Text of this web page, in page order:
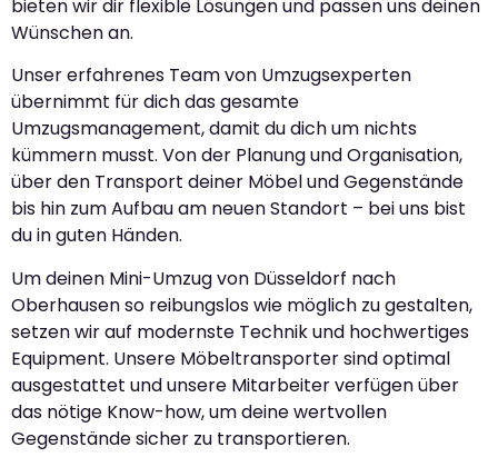
bieten wir dir flexible Lösungen und passen uns deinen
Wünschen an.
Unser erfahrenes Team von Umzugsexperten
übernimmt für dich das gesamte
Umzugsmanagement, damit du dich um nichts
kümmern musst. Von der Planung und Organisation,
über den Transport deiner Möbel und Gegenstände
bis hin zum Aufbau am neuen Standort – bei uns bist
du in guten Händen.
Um deinen Mini-Umzug von Düsseldorf nach
Oberhausen so reibungslos wie möglich zu gestalten,
setzen wir auf modernste Technik und hochwertiges
Equipment. Unsere Möbeltransporter sind optimal
ausgestattet und unsere Mitarbeiter verfügen über
das nötige Know-how, um deine wertvollen
Gegenstände sicher zu transportieren.